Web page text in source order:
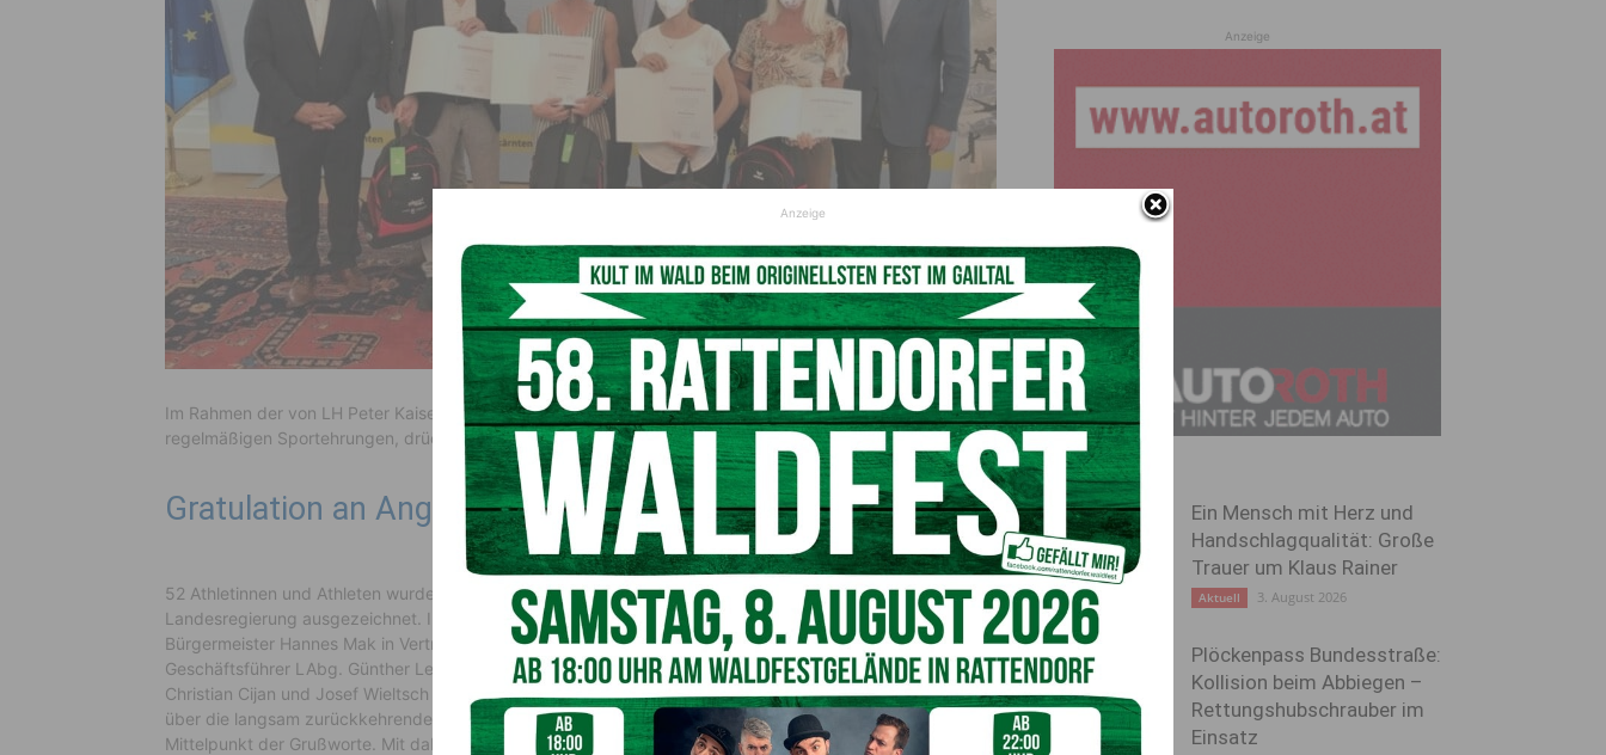
Im Rahmen der von LH Peter Kaiser und Landessportdirektor Arno Arthofer ins Leben gerufenen
regelmäßigen Sportehrungen, drückt das offizielle Kärnten seine Wertschätzung dafür aus.
Gratulation an Angelo Quaglia!
52 Athletinnen und Athleten wurden im Spiegelsaal der Kärntner
Landesregierung ausgezeichnet. Ihre Gratulationen überbrachten zudem
Bürgermeister Hannes Mak in Vertretung für LR Sebastian Schuschnig, ASKÖ
Geschäftsführer LAbg. Günther Leikam, ASVÖ Präsident Christoph Schasché,
Christian Cijan und Josef Wieltsch von der Sport Union Kärnten. Die Freude
über die langsam zurückkehrende Normalität im Bereich des Sports stand im
Mittelpunkt der Grußworte. Mit dabei der Arnoldsteiner Angelo Quaglia – ein
Anzeige
Ein Mensch mit Herz und
Handschlagqualität: Große
Trauer um Klaus Rainer
Aktuell 3. August 2026
Plöckenpass Bundesstraße:
Kollision beim Abbiegen –
Rettungshubschrauber im
Einsatz
Anzeige